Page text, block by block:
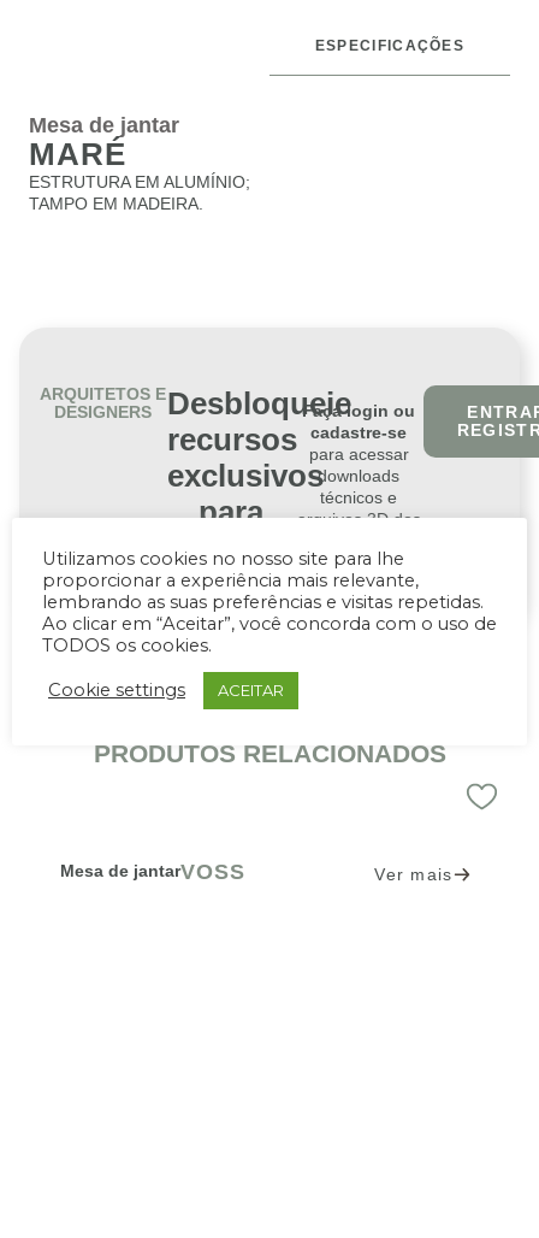
ESPECIFICAÇÕES
Mesa de jantar
MARÉ
ESTRUTURA EM ALUMÍNIO;
TAMPO EM MADEIRA.
ARQUITETOS E
DESIGNERS
Desbloqueie
recursos
exclusivos
para
profissionais
Faça login ou
cadastre-se
para acessar
downloads
técnicos e
arquivos 3D dos
PRODUTOS RELACIONADOS
Mesa de jantarVOSS Ver mais
Utilizamos cookies no nosso site para lhe
proporcionar a experiência mais relevante,
lembrando as suas preferências e visitas repetidas.
Ao clicar em “Aceitar”, você concorda com o uso de
TODOS os cookies.
Cookie settings ACEITAR